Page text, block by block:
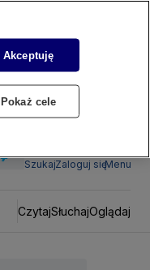
SzukajZaloguj sięMenu
CzytajSłuchajOglądaj
Akceptuję
Pokaż cele